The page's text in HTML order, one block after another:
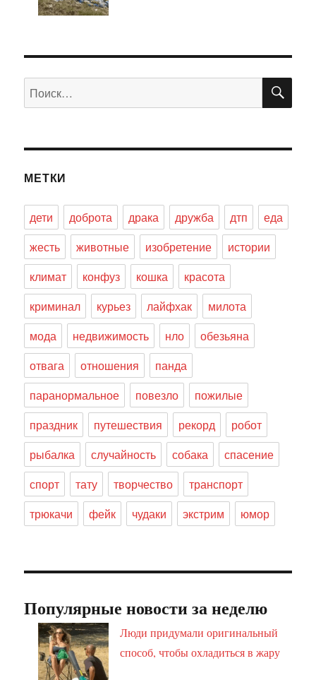
Искать:
МЕТКИ
дети доброта драка дружба дтп
еда
жесть
животные изобретение
истории
климат
конфуз кошка
красота
криминал
курьез лайфхак
милота
мода
недвижимость нло
обезьяна
отвага
отношения
панда
паранормальное
повезло
пожилые
праздник
путешествия рекорд
робот
рыбалка
случайность собака
спасение
спорт
тату творчество
транспорт
трюкачи
фейк чудаки экстрим юмор
Популярные новости за неделю
Люди придумали оригинальный
способ, чтобы охладиться в жару